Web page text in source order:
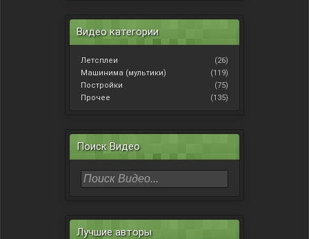
Видео категории
Летсплеи
(26)
Машинима (мультики)
(119)
Постройки
(75)
Прочее
(135)
Поиск Видео
Лучшие авторы